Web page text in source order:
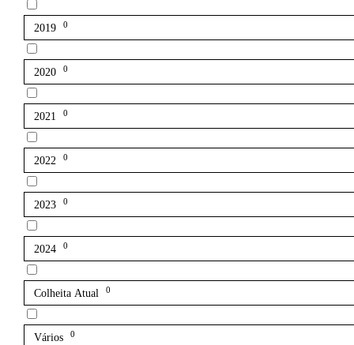
2019 0
2020 0
2021 0
2022 0
2023 0
2024 0
Colheita Atual 0
Vários 0